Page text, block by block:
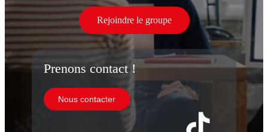
Rejoindre le groupe
Prenons contact !
Nous contacter